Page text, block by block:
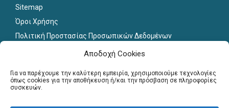
Αποδοχή Cookies
Για να παρέχουμε την καλύτερη εμπειρία, χρησιμοποιούμε τεχνολογίες
όπως cookies για την αποθήκευση ή/και την πρόσβαση σε πληροφορίες
συσκευών.
Sitemap
Όροι Χρήσης
Πολιτική Προστασίας Προσωπικών Δεδομένων
Για εκπαιδευτικούς
Εγγραφή